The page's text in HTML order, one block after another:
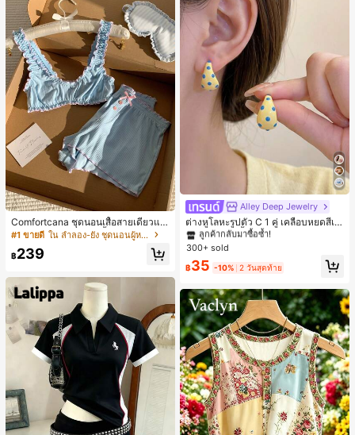
Comfortcana ชุดนอนเสื้อสายเดี่ยวแต่
งระบายและกางเกงขาสั้นสำหรับผู้หญิง
#1 ขายดี ใน ลำลอง-ยัง ชุดนอนผู้หญิง
฿239
Alley Deep Jewelry
ต่างหูโลหะรูปตัว C 1 คู่ เคลือบหยดสีเห
ลือง ลายจุดสีน้ำเงิน สไตล์ยุโรปและอเม
ริกัน แฟชั่นส่วนตัว หวานและสง่างาม
สำหรับผู้หญิงและเด็กหญิง สำหรับการเ
ดินทาง งานแต่งงาน ปาร์ตี้ วันเกิด ของ
#1 ขายดี ใน โบโฮ ต่างหูผู้หญิง
ลูกค้ากลับมาซื้อซ้ำ!
#1 ขายดี ใน โบโฮ ต่างหูผู้หญิง
ลูกค้ากลับมาซื้อซ้ำ!
#1 ขายดี ใน โบโฮ ต่างหูผู้หญิง
ลูกค้ากลับมาซื้อซ้ำ!
#1 ขายดี ใน โบโฮ ต่างหูผู้หญิง
300+ sold
฿35 -10% 2 วันสุดท้าย